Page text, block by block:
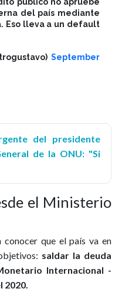
del país mediante
Eso lleva a un default
September
del presidente
de la ONU: "Si
el Ministerio
que el país va en
saldar la deuda
Internacional -
2020.